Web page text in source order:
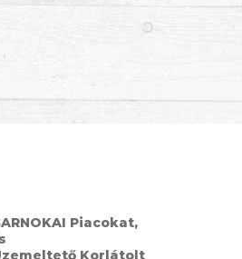
Piacokat,
Korlátolt